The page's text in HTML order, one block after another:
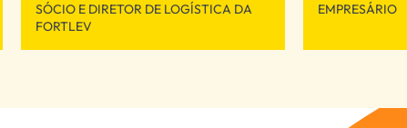
SÓCIO E DIRETOR DE LOGÍSTICA DA
FORTLEV
EMPRESÁRIO